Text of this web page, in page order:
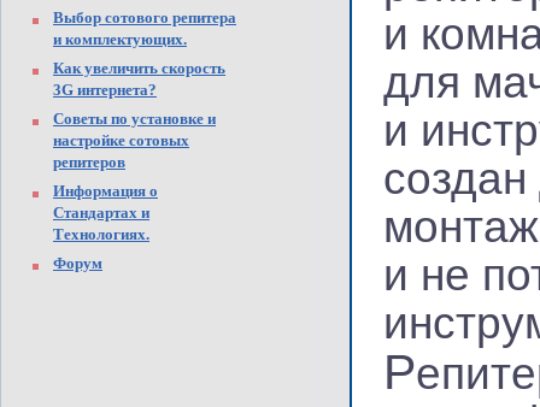
Выбор сотового репитера
и комплектующих.
Как увеличить скорость
3G интернета?
Советы по установке и
настройке сотовых
репитеров
Информация о
Стандартах и
Технологиях.
Форум
и
для
и
и не
Р